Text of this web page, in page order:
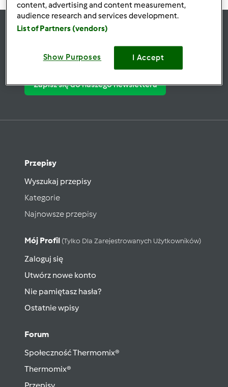
na bieżąco
Zapisz się do naszego newslettera
Przepisy
Wyszukaj przepisy
Kategorie
Najnowsze przepisy
Mój Profil (tylko Dla Zarejestrowanych Użytkowników)
Zaloguj się
Utwórz nowe konto
Nie pamiętasz hasła?
Ostatnie wpisy
Forum
Społeczność Thermomix®
Thermomix®
content, advertising and content measurement,
audience research and services development.
List of Partners (vendors)
Show Purposes I Accept